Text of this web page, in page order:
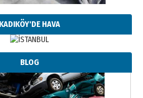
KADIKÖY'DE HAVA
BLOG